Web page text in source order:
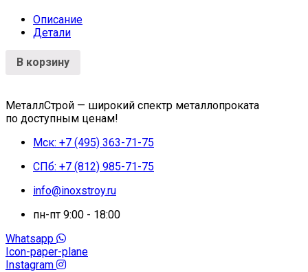
Описание
Детали
В корзину
МеталлСтрой — широкий спектр металлопроката
по доступным ценам!
Мск: +7 (495) 363-71-75
СПб: +7 (812) 985-71-75
info@inoxstroy.ru
пн-пт 9:00 - 18:00
Whatsapp
Icon-paper-plane
Instagram